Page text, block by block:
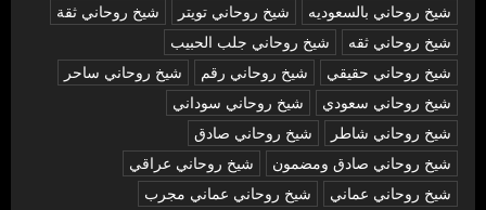
شيخ روحاني بالسعوديه
شيخ روحاني تويتر
شيخ روحاني ثقة
شيخ روحاني ثقه
شيخ روحاني جلب الحبيب
شيخ روحاني حقيقي
شيخ روحاني رقم
شيخ روحاني ساحر
شيخ روحاني سعودي
شيخ روحاني سوداني
شيخ روحاني شاطر
شيخ روحاني صادق
شيخ روحاني صادق ومضمون
شيخ روحاني عراقي
شيخ روحاني عماني
شيخ روحاني عماني مجرب